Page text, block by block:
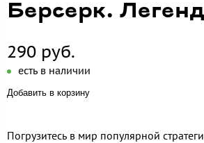
Берсерк.
290 руб.
есть в наличии
Добавить в корзину
Погрузитесь в мир популярной